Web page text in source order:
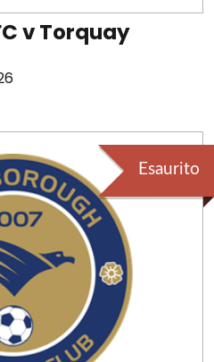
v Torquay
Esaurito